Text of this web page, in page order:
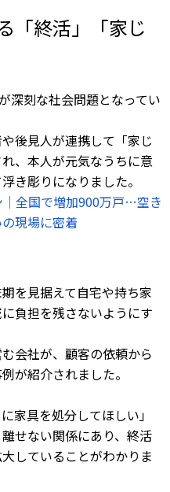
「終活」「家じ
深刻な社会問題となってい
後見人が連携して「家じ
、本人が元気なうちに意
き彫りになりました。
全国で増加900万戸…空き
現場に密着
を見据えて自宅や持ち家
負担を残さないようにす
会社が、顧客の依頼から
が紹介されました。
家具を処分してほしい」
せない関係にあり、終活
していることがわかりま